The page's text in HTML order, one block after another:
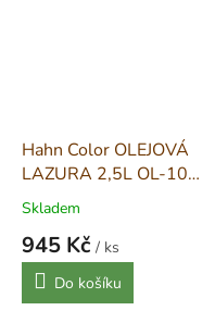
Hahn Color OLEJOVÁ
LAZURA 2,5L OL-10
Palisandr - Palisander
Skladem
945 Kč / ks
Měrná
cena: Do košíku